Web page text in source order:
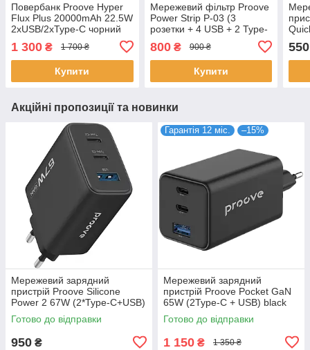
Повербанк Proove Hyper
Flux Plus 20000mAh 22.5W
2xUSB/2xType-C чорний
1 300 ₴ 1 700 ₴
Купити
Мережевий фільтр Proove
Power Strip P-03 (3
розетки + 4 USB + 2 Type-
(PSP342420001)
800₴ 900 ₴
Купити
E01)
550
Акційні пропозиції та новинки
Мережевий зарядний
пристрій Proove Silicone
Power 2 67W (2*Type-C+USB)
black (WCSP26120001)
Чорний
Готово до відправки
950 ₴
Гарантія 12 міс. –15%
Мережевий зарядний
пристрій Proove Pocket GaN
65W (2Type-C + USB) black
(WCPG65121201)
Готово до відправки
1 150 ₴ 1 350 ₴